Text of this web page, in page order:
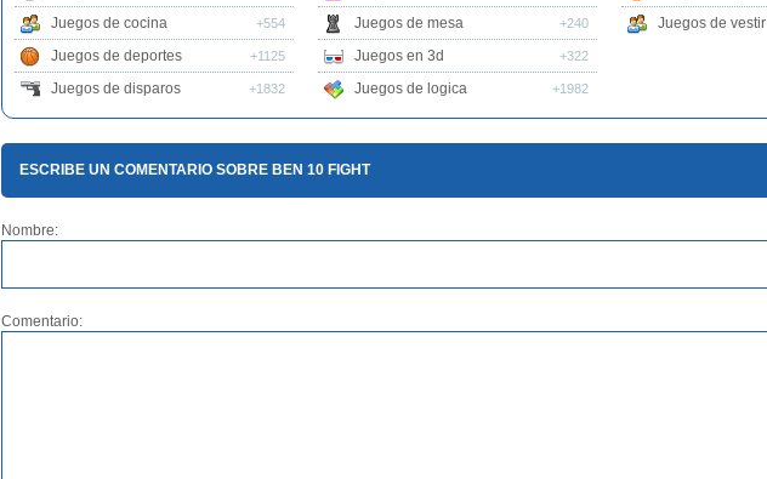
Juegos de cocina +554
Juegos de deportes +1125
Juegos de disparos +1832
Juegos de mesa +240
Juegos en 3d +322
Juegos de logica +1982
Juegos de vestir
ESCRIBE UN COMENTARIO SOBRE BEN 10 FIGHT
Nombre:
Comentario: